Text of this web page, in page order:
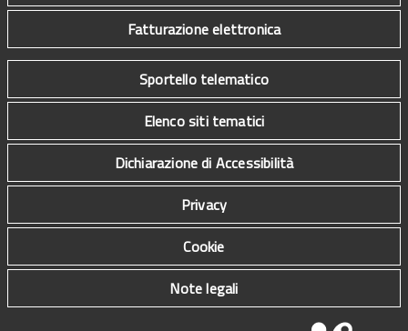
Fatturazione elettronica
Sportello telematico
Elenco siti tematici
Dichiarazione di Accessibilità
Privacy
Cookie
Note legali